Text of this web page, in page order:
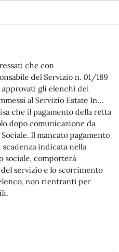
che con
del Servizio n. 01/189
approvati gli elenchi dei
al Servizio Estate In…
che il pagamento della retta
dopo comunicazione da
Il mancato pagamento
indicata nella
sociale, comporterà
servizio e lo scorrimento
non rientranti per